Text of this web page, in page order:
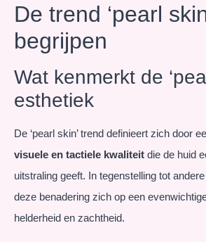
De trend ‘pearl
begrijpen
Wat kenmerkt de
esthetiek
De ‘pearl skin’ trend definieert zich door
visuele en tactiele kwaliteit die de huid
uitstraling geeft. In tegenstelling tot
deze benadering zich op een
helderheid en zachtheid.